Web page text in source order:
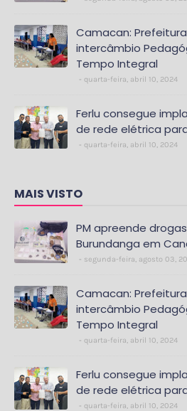
Camacan:
intercâmbio
Tempo Integral
quarta-feira, abril 10, 2024
Ferlu consegue
de rede elétrica
quarta-feira, abril 10, 2024
MAIS VISTO
PM apreende
Burundanga em
segunda-feira, agosto 03,
Camacan:
intercâmbio
Tempo Integral
quarta-feira, abril 10, 2024
Ferlu consegue
de rede elétrica
quarta-feira, abril 10, 2024